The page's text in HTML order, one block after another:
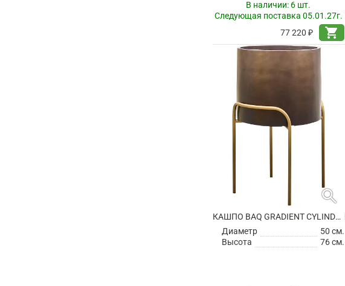
В наличии: 6 шт.
Следующая поставка 05.01.27г.
77 220 ₽
shopping_cart
search
КАШПО BAQ GRADIENT CYLINDER ELEVATED HIGH MATT COFFEE
Диаметр
50 см.
Высота
76 см.